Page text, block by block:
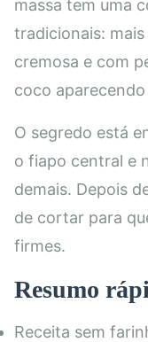
massa tem uma
tradicionais:
cremosa e com
coco
O segredo está
o fiapo central e
demais. Depois
de cortar para
firmes.
Resumo
Receita sem